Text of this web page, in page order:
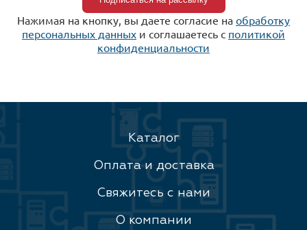
Нажимая на кнопку, вы даете согласие на обработку
персональных данных и соглашаетесь c политикой
конфиденциальности
Каталог
Оплата и доставка
Свяжитесь с нами
О компании